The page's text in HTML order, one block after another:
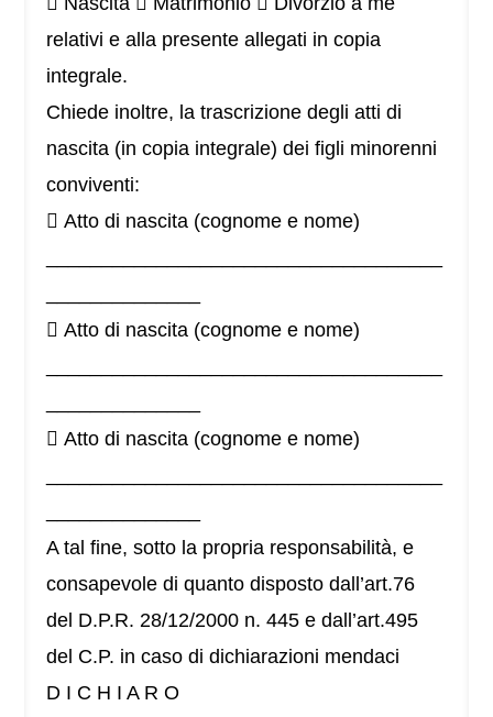
relativi e alla presente allegati in copia
integrale.
Chiede inoltre, la trascrizione degli atti di
nascita (in copia integrale) dei figli minorenni
conviventi:
 Atto di nascita (cognome e nome)
 Atto di nascita (cognome e nome)
 Atto di nascita (cognome e nome)
A tal fine, sotto la propria responsabilità, e
consapevole di quanto disposto dall’art.76
del D.P.R. 28/12/2000 n. 445 e dall’art.495
del C.P. in caso di dichiarazioni mendaci
D I C H I A R O